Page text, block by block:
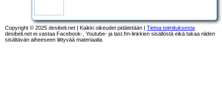
Copyright © 2025 desibeli.net | Kaikki oikeudet pidätetään | Tietoa toimituksesta
desibeli.net ei vastaa Facebook-, Youtube- ja last.fm-linkkien sisällöstä eikä takaa niiden
sisältävän aiheeseen liittyvää materiaalia.